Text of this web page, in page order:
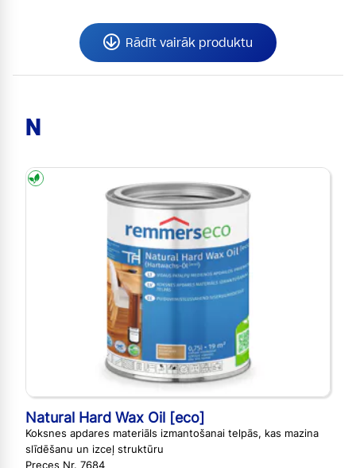
Rādīt vairāk produktu
N
Natural Hard Wax Oil [eco]
Koksnes apdares materiāls izmantošanai telpās, kas mazina
slīdēšanu un izceļ struktūru
Preces Nr. 7684